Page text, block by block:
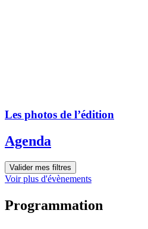
Les photos de l’édition
Agenda
Valider mes filtres
Voir plus d'évènements
Programmation